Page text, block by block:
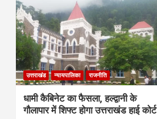
उत्तराखंड न्यायपालिका राजनीति
धामी कैबिनेट का फैसला, हल्द्वानी के
गौलापार में शिफ्ट होगा उत्तराखंड हाई कोर्ट